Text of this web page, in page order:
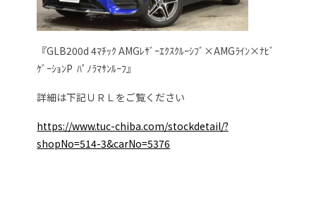
『GLB200d 4ﾏﾁｯｸ AMGﾚｻﾞｰｴｸｽｸﾙｰｼﾌﾞ×AMGﾗｲﾝ×ﾅﾋﾞ
ｹﾞｰｼｮﾝP ﾊﾟﾉﾗﾏｻﾝﾙｰﾌ』
詳細は下記ＵＲＬをご覧ください
https://www.tuc-chiba.com/stockdetail/?
shopNo=514-3&carNo=5376